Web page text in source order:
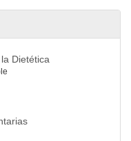
Dietética